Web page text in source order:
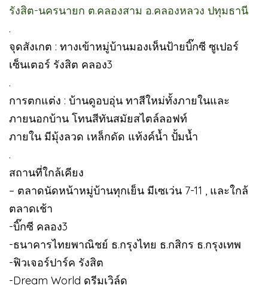
รังสิต-นครนายก ต.คลองสาม อ.คลองหลวง ปทุมธานี
.
จุดสังเกต : ทางเข้าหมู่บ้านมองเห็นป้ายบิ๊กซี ซูเปอร์
เซ็นเตอร์ รังสิต คลอง3
.
การตกแต่ง : บ้านดูอบอุ่น ทาสีใหม่ทั้งภายในและ
ภายนอกบ้าน โทนสีทันสมัยสไตล์ลอฟท์
ภายใน มีมุ้งลวด เหล็กดัด แท้งค์น้ำ ปั้มน้ำ
.
สถานที่ใกล้เคียง
– ตลาดนัดหน้าหมู่บ้านทุกเย็น มีเซเว่น 7-11 , และใกล้
ตลาดเช้า
-บิ๊กซี คลอง3
-ธนาคารไทยพาณิชย์ ธ.กรุงไทย ธ.กสิกร ธ.กรุงเทพ
-ฟิวเจอร์ปาร์ค รังสิต
-Dream World ดรีมเวิล์ด